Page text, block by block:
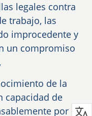
legales contra
trabajo, las
improcedente y
un compromiso
de la
capacidad de
por los